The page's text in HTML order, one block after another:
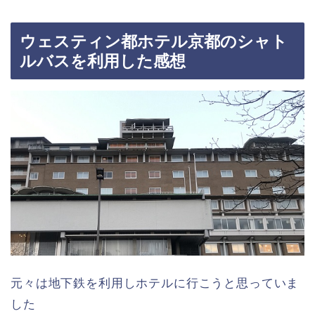
ウェスティン都ホテル京都のシャト
ルバスを利用した感想
元々は地下鉄を利用しホテルに行こうと思っていま
した